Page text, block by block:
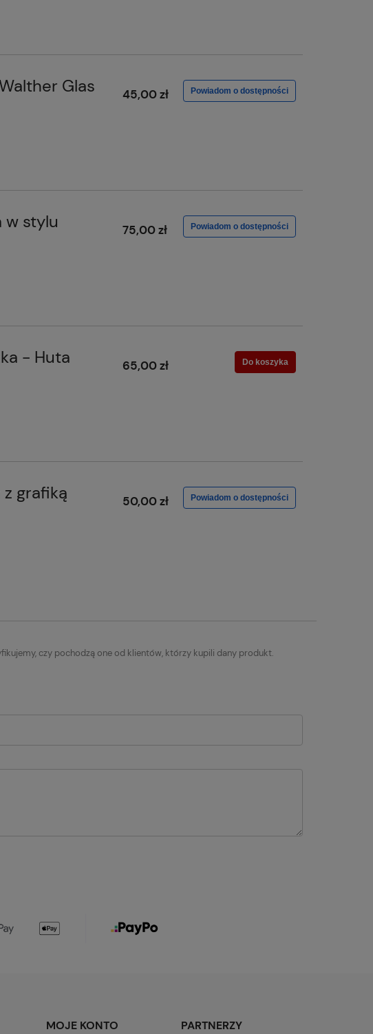
Glas 45,00 zł Powiadom o dostępności
w stylu 75,00 zł Powiadom o dostępności
- Huta 65,00 zł Do koszyka
grafiką 50,00 zł Powiadom o dostępności
czy pochodzą one od klientów, którzy kupili dany produkt.
MOJE KONTO PARTNERZY